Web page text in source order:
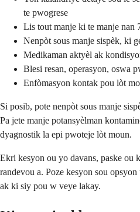
te pwogrese
Lis tout manje ki te manje nan
Nenpòt sous manje sispèk, ki
Medikaman aktyèl ak
Blesi resan, operasyon, oswa
Enfòmasyon kontak pou lòt
Si posib, pote nenpòt sous manje
Pa jete manje potansyèlman
dyagnostik la epi pwoteje lòt moun.
Ekri kesyon ou yo davans, paske ou
randevou a. Poze kesyon sou
ak ki siy pou w veye lakay.